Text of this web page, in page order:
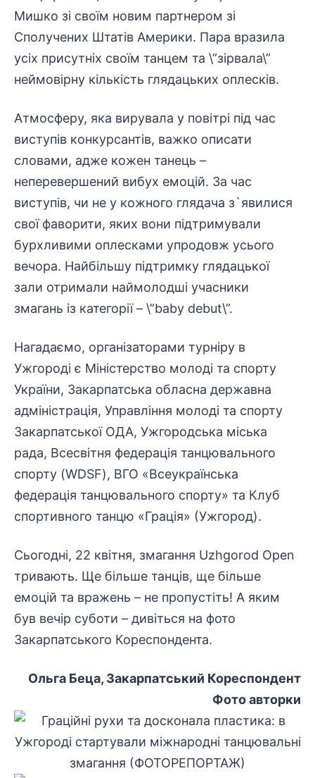
Мишко зі своїм новим партнером зі
Сполучених Штатів Америки. Пара вразила
усіх присутніх своїм танцем та \”зірвала\”
неймовірну кількість глядацьких оплесків.
Атмосферу, яка вирувала у повітрі під час
виступів конкурсантів, важко описати
словами, адже кожен танець –
неперевершений вибух емоцій. За час
виступів, чи не у кожного глядача з`явилися
свої фаворити, яких вони підтримували
бурхливими оплесками упродовж усього
вечора. Найбільшу підтримку глядацької
зали отримали наймолодші учасники
змагань із категорії – \”baby debut\”.
Нагадаємо, організаторами турніру в
Ужгороді є Міністерство молоді та спорту
України, Закарпатська обласна державна
адміністрація, Управління молоді та спорту
Закарпатської ОДА, Ужгородська міська
рада, Всесвітня федерація танцювального
спорту (WDSF), ВГО «Всеукраїнська
федерація танцювального спорту» та Клуб
спортивного танцю «Грація» (Ужгород).
Сьогодні, 22 квітня, змагання Uzhgorod Open
тривають. Ще більше танців, ще більше
емоцій та вражень – не пропустіть! А яким
був вечір суботи – дивіться на фото
Закарпатського Кореспондента.
Ольга Беца, Закарпатський Кореспондент
Фото авторки